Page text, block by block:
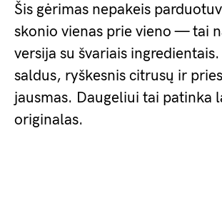
Šis gėrimas nepakeis
skonio vienas prie vieno — tai
versija su švariais
saldus, ryškesnis citrusų ir
jausmas. Daugeliui tai patinka
originalas.